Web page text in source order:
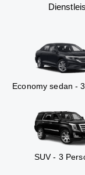
Economy sedan -
SUV - 3